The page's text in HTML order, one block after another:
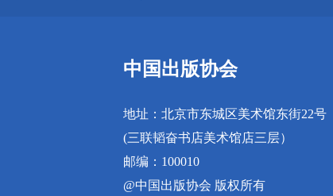
中国出版协会
地址：北京市东城区美术馆东街22号
(三联韬奋书店美术馆店三层）
邮编：100010
@中国出版协会 版权所有